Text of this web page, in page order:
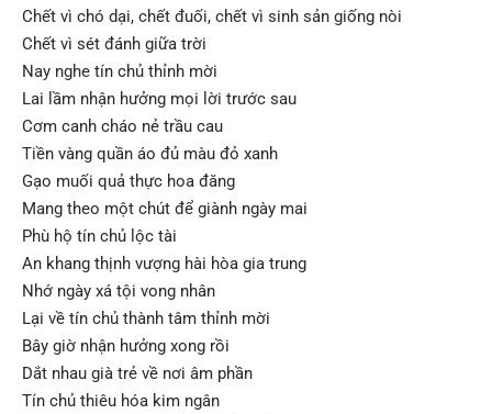
Chết vì chó dại, chết đuối, chết vì sinh sản giống nòi
Chết vì sét đánh giữa trời
Nay nghe tín chủ thỉnh mời
Lai lầm nhận hưởng mọi lời trước sau
Cơm canh cháo nẻ trầu cau
Tiền vàng quần áo đủ màu đỏ xanh
Gạo muối quả thực hoa đăng
Mang theo một chút để giành ngày mai
Phù hộ tín chủ lộc tài
An khang thịnh vượng hài hòa gia trung
Nhớ ngày xá tội vong nhân
Lại về tín chủ thành tâm thỉnh mời
Bây giờ nhận hưởng xong rồi
Dắt nhau già trẻ về nơi âm phần
Tín chủ thiêu hóa kim ngân